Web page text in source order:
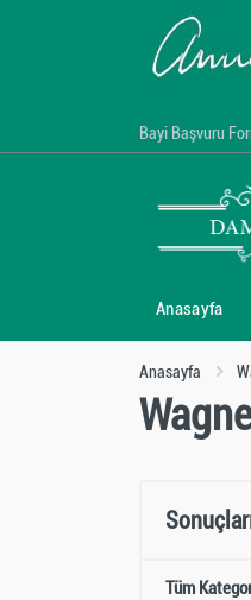
Bayi Başvuru
Anasayfa
Anasayfa
Tüm